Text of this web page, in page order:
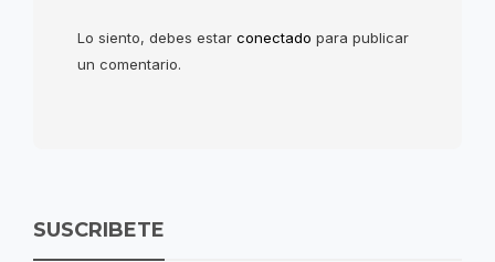
Lo siento, debes estar conectado para publicar
un comentario.
SUSCRIBETE